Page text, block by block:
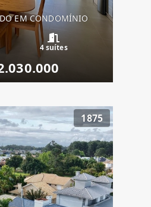
EM CONDOMÍNIO
4 suítes
1875